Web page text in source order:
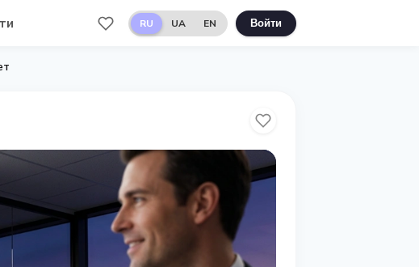
RU UA EN Войти